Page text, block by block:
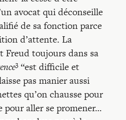
avocat qui déconseille
de sa fonction parce
d’attente. La
Freud toujours dans sa
3 “est difficile et
pas manier aussi
qu’on chausse pour
pour aller se promener…